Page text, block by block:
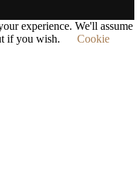
experience. We'll assume
if you wish.
Cookie